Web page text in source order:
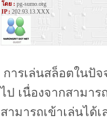
โดย :pg-sumo.org
IP : 202.93.13.XXX
การเล่นสล็อตในปั
ไป เนื่องจากสามาร
สามารถเข้าเล่นได้